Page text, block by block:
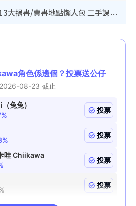
捐書2026︱全港13大捐書/賣書地點懶人包 二手課本最高$150＋舊書換免費咖啡/戲票